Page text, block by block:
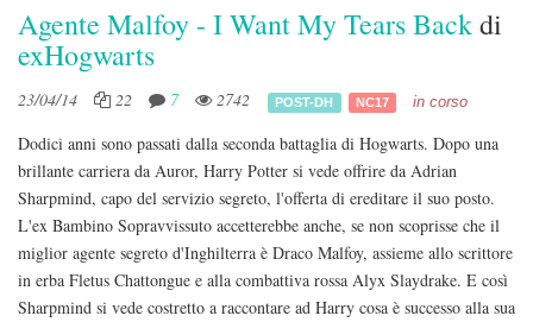
Agente Malfoy - I Want My Tears Backdi
exHogwarts
23/04/14 22 7 2742 POST-DH NC17 in corso
Dodici anni sono passati dalla seconda battaglia di Hogwarts. Dopo una
brillante carriera da Auror, Harry Potter si vede offrire da Adrian
Sharpmind, capo del servizio segreto, l'offerta di ereditare il suo posto.
L'ex Bambino Sopravvissuto accetterebbe anche, se non scoprisse che il
miglior agente segreto d'Inghilterra è Draco Malfoy, assieme allo scrittore
in erba Fletus Chattongue e alla combattiva rossa Alyx Slaydrake. E così
Sharpmind si vede costretto a raccontare ad Harry cosa è successo alla sua